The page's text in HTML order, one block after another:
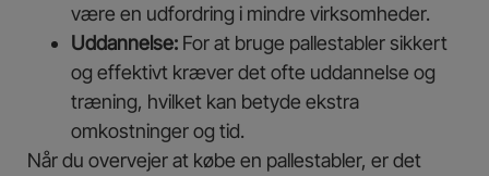
være en udfordring i mindre virksomheder.
Uddannelse: For at bruge pallestabler sikkert
og effektivt kræver det ofte uddannelse og
træning, hvilket kan betyde ekstra
omkostninger og tid.
Når du overvejer at købe en pallestabler, er det